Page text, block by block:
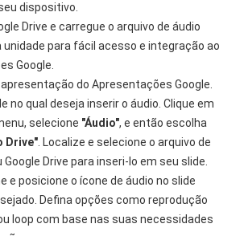
dispositivo.
Drive e carregue o arquivo de áudio
unidade para fácil acesso e integração ao
Google.
do Apresentações Google.
no qual deseja inserir o áudio. Clique em
selecione "Áudio", e então escolha
Drive". Localize e selecione o arquivo de
Google Drive para inseri-lo em seu slide.
e posicione o ícone de áudio no slide
Defina opções como reprodução
loop com base nas suas necessidades